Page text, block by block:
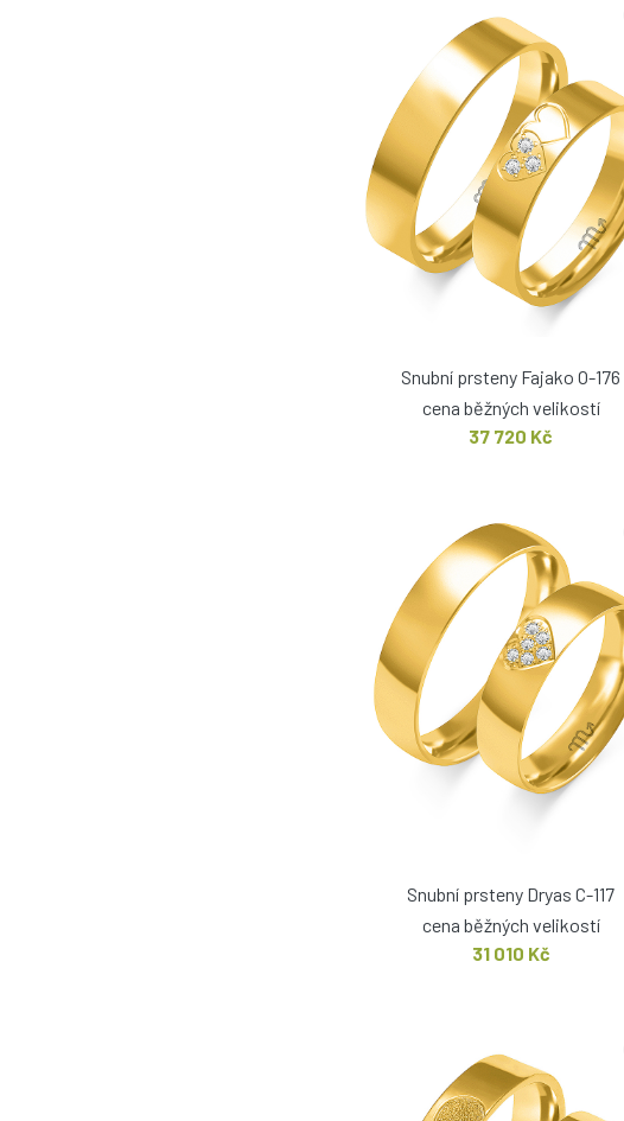
Snubní prsteny Fajako O-176
cena běžných velikostí
37 720 Kč
Snubní prsteny Dryas C-117
cena běžných velikostí
31 010 Kč